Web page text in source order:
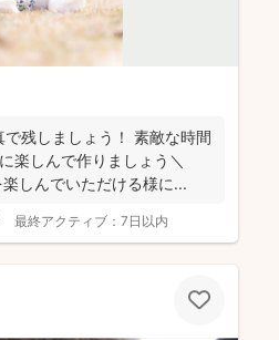
残しましょう！ 素敵な時間
楽しんで作りましょう＼
しんでいただける様に...
最終アクティブ： 7日以内